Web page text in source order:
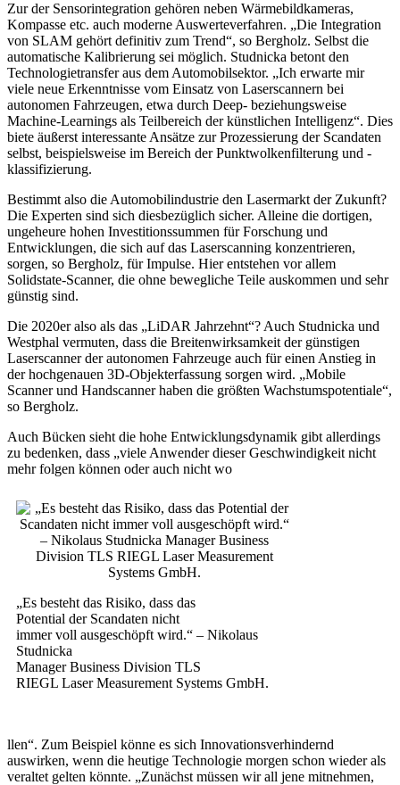
Zur der Sensorintegration gehören neben Wärmebildkameras,
Kompasse etc. auch moderne Auswerteverfahren. „Die Integration
von SLAM gehört definitiv zum Trend“, so Bergholz. Selbst die
automatische Kalibrierung sei möglich. Studnicka betont den
Technologietransfer aus dem Automobilsektor. „Ich erwarte mir
viele neue Erkenntnisse vom Einsatz von Laserscannern bei
autonomen Fahrzeugen, etwa durch Deep- beziehungsweise
Machine-Learnings als Teilbereich der künstlichen Intelligenz“. Dies
biete äußerst interessante Ansätze zur Prozessierung der Scandaten
selbst, beispielsweise im Bereich der Punktwolkenfilterung und -
klassifizierung.
Bestimmt also die Automobilindustrie den Lasermarkt der Zukunft?
Die Experten sind sich diesbezüglich sicher. Alleine die dortigen,
ungeheure hohen Investitionssummen für Forschung und
Entwicklungen, die sich auf das Laserscanning konzentrieren,
sorgen, so Bergholz, für Impulse. Hier entstehen vor allem
Solidstate-Scanner, die ohne bewegliche Teile auskommen und sehr
günstig sind.
Die 2020er also als das „LiDAR Jahrzehnt“? Auch Studnicka und
Westphal vermuten, dass die Breitenwirksamkeit der günstigen
Laserscanner der autonomen Fahrzeuge auch für einen Anstieg in
der hochgenauen 3D-Objekterfassung sorgen wird. „Mobile
Scanner und Handscanner haben die größten Wachstumspotentiale“,
so Bergholz.
Auch Bücken sieht die hohe Entwicklungsdynamik gibt allerdings
zu bedenken, dass „viele Anwender dieser Geschwindigkeit nicht
mehr folgen können oder auch nicht wo
„Es besteht das Risiko, dass das
Potential der Scandaten nicht
immer voll ausgeschöpft wird.“ – Nikolaus
Studnicka
Manager Business Division TLS
RIEGL Laser Measurement Systems GmbH.
llen“. Zum Beispiel könne es sich Innovationsverhindernd
auswirken, wenn die heutige Technologie morgen schon wieder als
veraltet gelten könnte. „Zunächst müssen wir all jene mitnehmen,